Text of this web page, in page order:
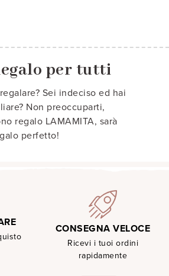
per tutti
Sei indeciso ed hai
Non preoccuparti,
regalo LAMAMITA, sarà
perfetto!
CONSEGNA VELOCE
Ricevi i tuoi ordini
rapidamente